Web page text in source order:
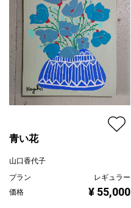
青い花
山口香代子
プラン
レギュラー
価格
¥ 55,000